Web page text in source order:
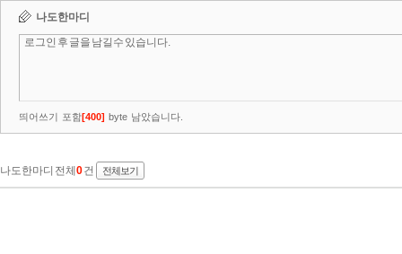
나도한마디
띄어쓰기 포함[400] byte 남았습니다.
나도한마디 전체 0건 전체보기